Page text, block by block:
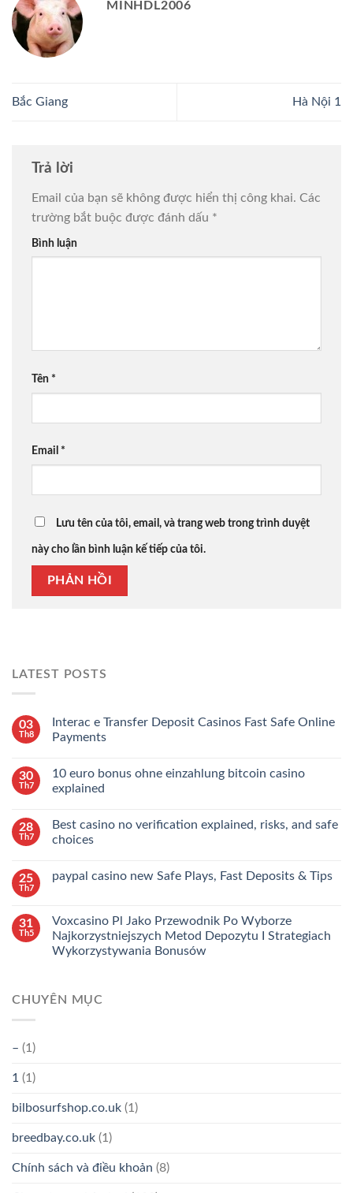
MINHDL2006
Bắc Giang Hà Nội 1
Trả lời
Email của bạn sẽ không được hiển thị công khai. Các
trường bắt buộc được đánh dấu *
Bình luận
Tên *
Email *
Lưu tên của tôi, email, và trang web trong trình duyệt
này cho lần bình luận kế tiếp của tôi.
LATEST POSTS
03
Th8
Interac e Transfer Deposit Casinos Fast Safe Online
Payments
30
Th7
10 euro bonus ohne einzahlung bitcoin casino
explained
28
Th7
Best casino no verification explained, risks, and safe
choices
25
Th7
paypal casino new Safe Plays, Fast Deposits & Tips
31
Th5
Voxcasino Pl Jako Przewodnik Po Wyborze
Najkorzystniejszych Metod Depozytu I Strategiach
Wykorzystywania Bonusów
CHUYÊN MỤC
– (1)
1 (1)
bilbosurfshop.co.uk (1)
breedbay.co.uk (1)
Chính sách và điều khoản (8)